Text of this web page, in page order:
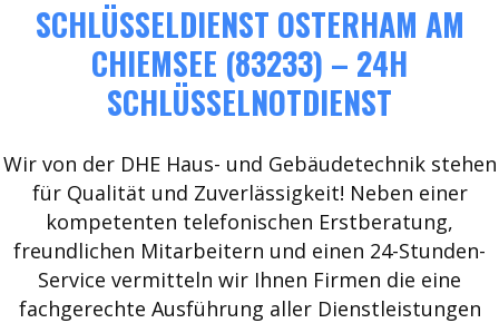
SCHLÜSSELDIENST OSTERHAM AM
CHIEMSEE (83233) – 24H
SCHLÜSSELNOTDIENST
Wir von der DHE Haus- und Gebäudetechnik stehen
für Qualität und Zuverlässigkeit! Neben einer
kompetenten telefonischen Erstberatung,
freundlichen Mitarbeitern und einen 24-Stunden-
Service vermitteln wir Ihnen Firmen die eine
fachgerechte Ausführung aller Dienstleistungen